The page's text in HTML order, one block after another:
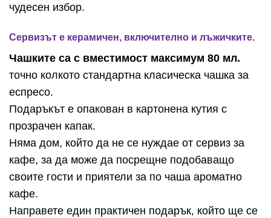
чудесен избор.
Сервизът е керамичен, включително и лъжичките.
Чашките са с вместимост максимум 80 мл.
точно колкото стандартна класическа чашка за
еспресо.
Подаръкът е опакован в картонена кутия с
прозрачен капак.
Няма дом, който да не се нуждае от сервиз за
кафе, за да може да посрещне подобаващо
своите гости и приятели за по чаша ароматно
кафе.
Направете един практичен подарък, който ще се